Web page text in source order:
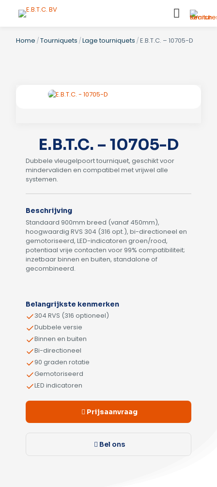
Home /Tourniquets /Lage tourniquets /E.B.T.C. – 10705-D
E.B.T.C. – 10705-D
Dubbele vleugelpoort tourniquet, geschikt voor
mindervaliden en compatibel met vrijwel alle
systemen.
Beschrijving
Standaard 900mm breed (vanaf 450mm),
hoogwaardig RVS 304 (316 opt.), bi-directioneel en
gemotoriseerd, LED-indicatoren groen/rood,
potentiaal vrije contacten voor 99% compatibiliteit;
inzetbaar binnen en buiten, standalone of
gecombineerd.
Belangrijkste kenmerken
304 RVS (316 optioneel)
Dubbele versie
Binnen en buiten
Bi-directioneel
90 graden rotatie
Gemotoriseerd
LED indicatoren
Prijsaanvraag
Bel ons